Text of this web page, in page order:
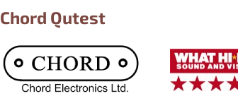
Chord Qutest